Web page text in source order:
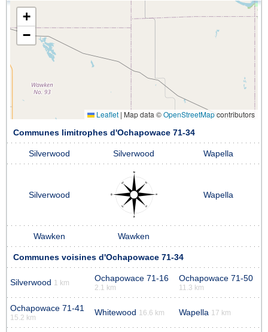
+
−
Leaflet | Map data ©OpenStreetMapcontributors
Communes limitrophes d'Ochapowace 71-34
Silverwood Silverwood Wapella
Silverwood Wapella
Wawken Wawken
Communes voisines d'Ochapowace 71-34
Silverwood 1 km Ochapowace 71-16
2.1 km
Ochapowace 71-50
11.3 km
Ochapowace 71-41
15.2 km
Whitewood 16.6 km Wapella 17 km